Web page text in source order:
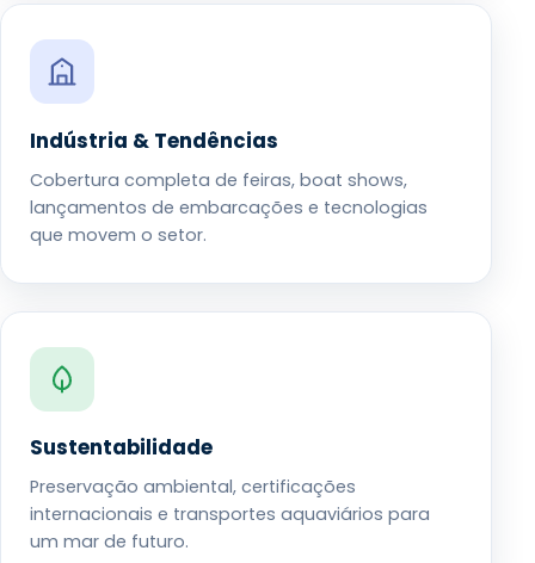
Indústria & Tendências
Cobertura completa de feiras, boat shows,
lançamentos de embarcações e tecnologias
que movem o setor.
Sustentabilidade
Preservação ambiental, certificações
internacionais e transportes aquaviários para
um mar de futuro.